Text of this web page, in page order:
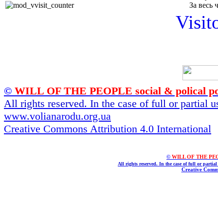
За весь
© WILL OF THE PEOPLE social & polical
All rights reserved. In the case of full or partial
www.volianarodu.org.ua
Creative Commons Attribution 4.0 International
© WILL OF THE
All rights reserved. In the case of full or
Creative